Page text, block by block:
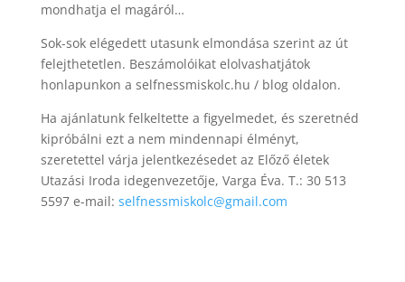
mondhatja el magáról…
Sok-sok elégedett utasunk elmondása szerint az út
felejthetetlen. Beszámolóikat elolvashatjátok
honlapunkon a selfnessmiskolc.hu / blog oldalon.
Ha ajánlatunk felkeltette a figyelmedet, és szeretnéd
kipróbálni ezt a nem mindennapi élményt,
szeretettel várja jelentkezésedet az Előző életek
Utazási Iroda idegenvezetője, Varga Éva. T.: 30 513
5597 e-mail: selfnessmiskolc@gmail.com